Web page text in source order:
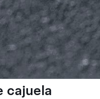
cajuela